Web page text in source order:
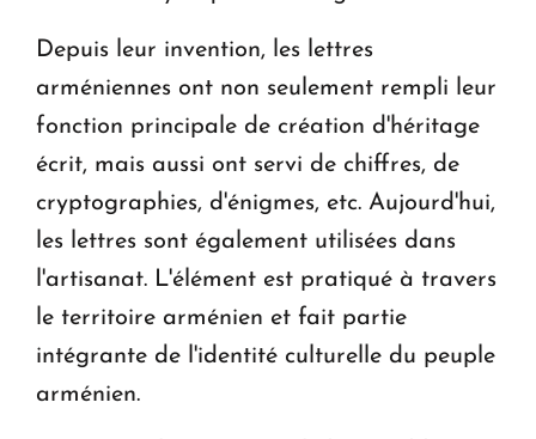
Depuis leur invention, les lettres
arméniennes ont non seulement rempli leur
fonction principale de création d'héritage
écrit, mais aussi ont servi de chiffres, de
cryptographies, d'énigmes, etc. Aujourd'hui,
les lettres sont également utilisées dans
l'artisanat. L'élément est pratiqué à travers
le territoire arménien et fait partie
intégrante de l'identité culturelle du peuple
arménien.